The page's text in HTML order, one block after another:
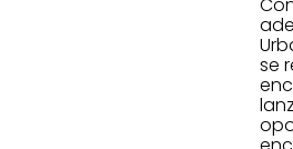
se